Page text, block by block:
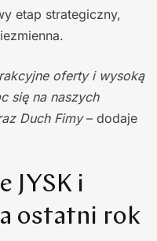
etap strategiczny,
oferty i wysoką
się na naszych
Duch Fimy– dodaje
JYSK i
ostatni rok